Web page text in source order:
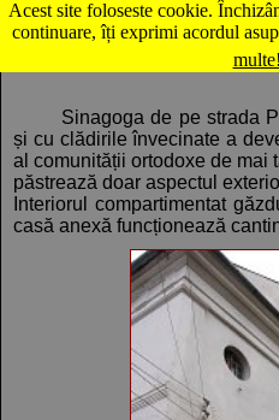
Acest site foloseste cookie.
continuare, îți exprimi acordul
multe!
Hartă Cluj-
Sinagoga de pe strada
și cu clădirile învecinate a
al comunității ortodoxe de mai
păstrează doar aspectul
Interiorul compartimentat
casă anexă funcționează